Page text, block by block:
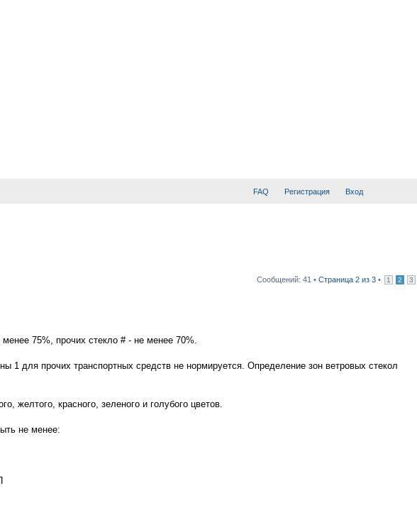
FAQ Регистрация Вход
Сообщений: 41 • Страница 2 из 3 • 1 2 3
75%, прочих стекло # - не менее 70%.
для прочих транспортных средств не нормируется. Определение зон ветровых стекол
желтого, красного, зеленого и голубого цветов.
не менее: